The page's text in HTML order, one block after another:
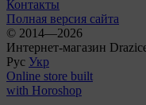
Контакты
Полная версия сайта
© 2014—2026
Интернет-магазин
Рус Укр
Online store built
with Horoshop